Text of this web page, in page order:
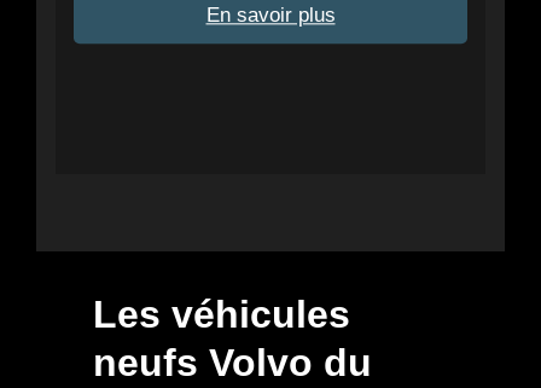
En savoir plus
Les véhicules
neufs Volvo du